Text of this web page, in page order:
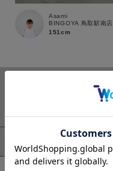
Asami
BINGOYA 鳥取駅南店
151cm